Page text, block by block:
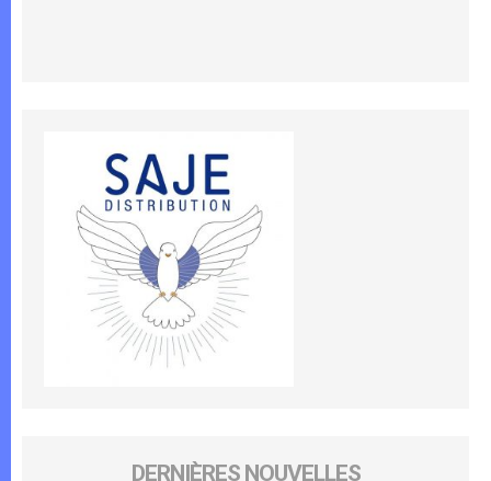
DERNIÈRES NOUVELLES